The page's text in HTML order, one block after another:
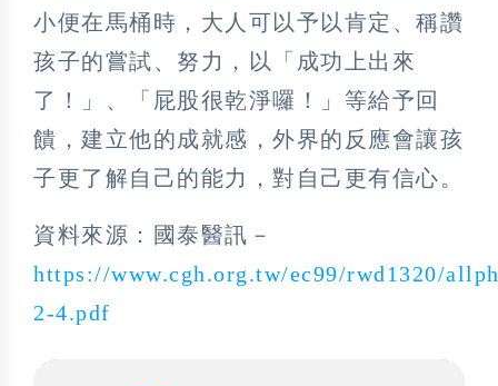
小便在馬桶時，大人可以予以肯定、稱讚
孩子的嘗試、努力，以「成功上出來
了！」、「屁股很乾淨囉！」等給予回
饋，建立他的成就感，外界的反應會讓孩
子更了解自己的能力，對自己更有信心。
資料來源：國泰醫訊－
https://www.cgh.org.tw/ec99/rwd1320/
2-4.pdf